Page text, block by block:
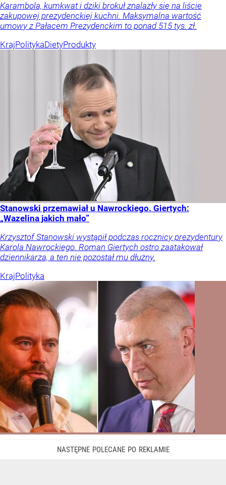
Karambola, kumkwat i dziki brokuł znalazły się na liście
zakupowej prezydenckiej kuchni. Maksymalna wartość
umowy z Pałacem Prezydenckim to ponad 515 tys. zł.
KrajPolitykaDietyProdukty
Stanowski przemawiał u Nawrockiego. Giertych:
„Wazelina jakich mało”
Krzysztof Stanowski wystąpił podczas rocznicy prezydentury
Karola Nawrockiego. Roman Giertych ostro zaatakował
dziennikarza, a ten nie pozostał mu dłużny.
KrajPolityka